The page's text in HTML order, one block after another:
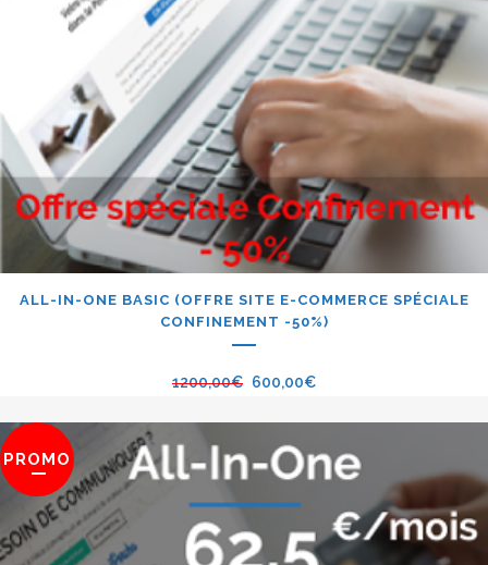
ALL-IN-ONE BASIC (OFFRE SITE E-COMMERCE SPÉCIALE
CONFINEMENT -50%)
1200,00€ 600,00€
PROMO